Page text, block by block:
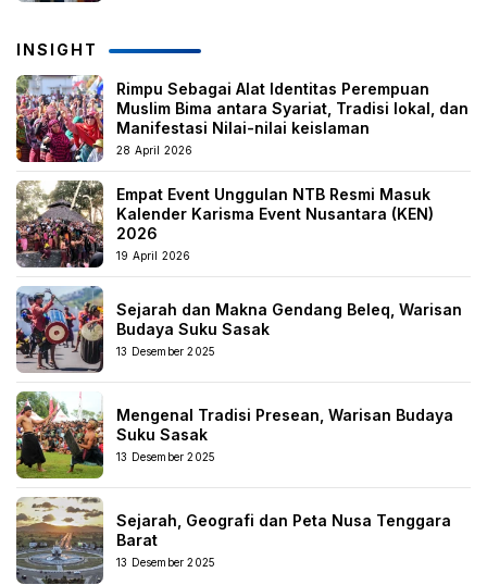
INSIGHT
Rimpu Sebagai Alat Identitas Perempuan
Muslim Bima antara Syariat, Tradisi lokal, dan
Manifestasi Nilai-nilai keislaman
28 April 2026
Empat Event Unggulan NTB Resmi Masuk
Kalender Karisma Event Nusantara (KEN)
2026
19 April 2026
Sejarah dan Makna Gendang Beleq, Warisan
Budaya Suku Sasak
13 Desember 2025
Mengenal Tradisi Presean, Warisan Budaya
Suku Sasak
13 Desember 2025
Sejarah, Geografi dan Peta Nusa Tenggara
Barat
13 Desember 2025